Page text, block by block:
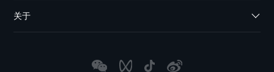
关于